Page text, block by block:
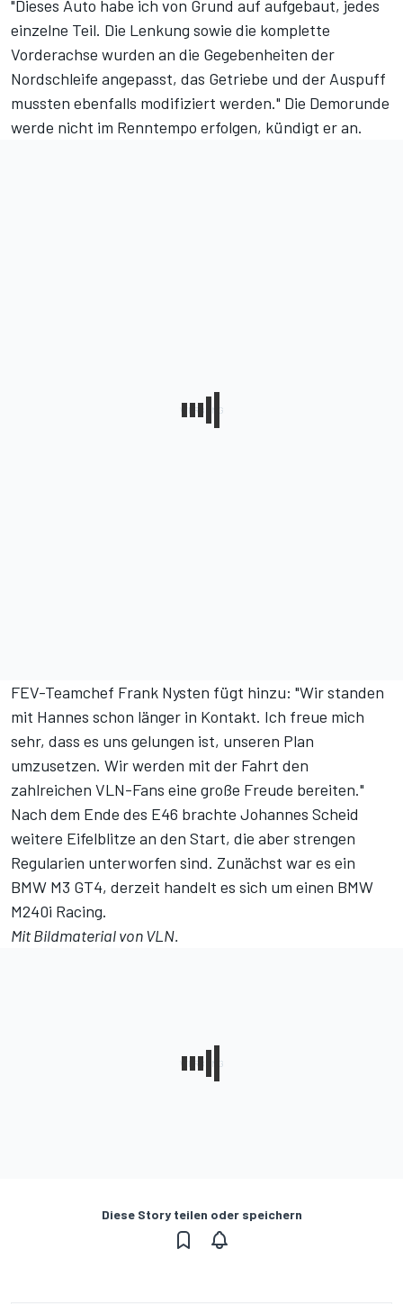
"Dieses Auto habe ich von Grund auf aufgebaut, jedes
einzelne Teil. Die Lenkung sowie die komplette
Vorderachse wurden an die Gegebenheiten der
Nordschleife angepasst, das Getriebe und der Auspuff
mussten ebenfalls modifiziert werden." Die Demorunde
werde nicht im Renntempo erfolgen, kündigt er an.
FEV-Teamchef Frank Nysten fügt hinzu: "Wir standen
mit Hannes schon länger in Kontakt. Ich freue mich
sehr, dass es uns gelungen ist, unseren Plan
umzusetzen. Wir werden mit der Fahrt den
zahlreichen VLN-Fans eine große Freude bereiten."
Nach dem Ende des E46 brachte Johannes Scheid
weitere Eifelblitze an den Start, die aber strengen
Regularien unterworfen sind. Zunächst war es ein
BMW M3 GT4, derzeit handelt es sich um einen BMW
M240i Racing.
Mit Bildmaterial von VLN.
Diese Story teilen oder speichern